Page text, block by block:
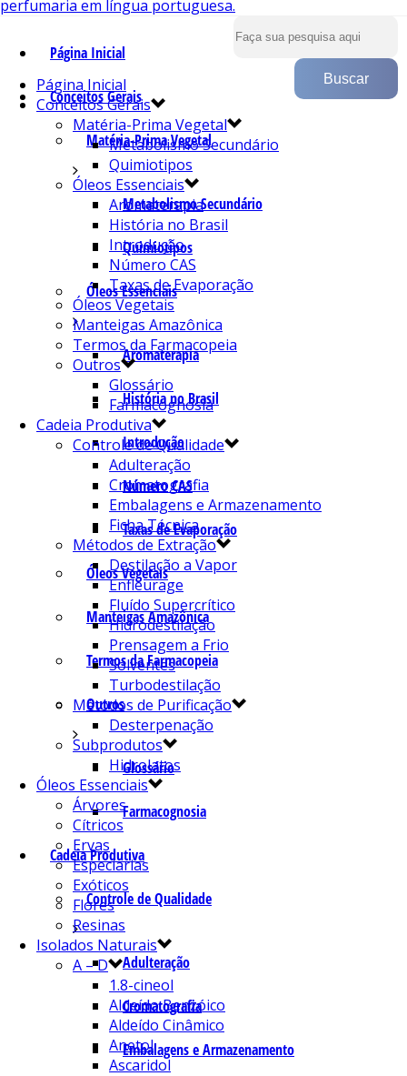
Página Inicial
Conceitos Gerais
Matéria-Prima Vegetal
Metabolismo Secundário
Quimiotipos
Óleos Essenciais
Aromaterapia
História no Brasil
Introdução
Número CAS
Taxas de Evaporação
Óleos Vegetais
Manteigas Amazônica
Termos da Farmacopeia
Outros
Glossário
Farmacognosia
Cadeia Produtiva
Controle de Qualidade
Adulteração
Cromatografia
Embalagens e Armazenamento
Página Inicial
Conceitos Gerais
Matéria-Prima Vegetal
Metabolismo Secundário
Quimiotipos
Óleos Essenciais
Aromaterapia
História no Brasil
Introdução
Número CAS
Taxas de Evaporação
Óleos Vegetais
Manteigas Amazônica
Termos da Farmacopeia
Outros
Glossário
Farmacognosia
Cadeia Produtiva
Controle de Qualidade
Adulteração
Cromatografia
Embalagens e Armazenamento
Ficha Técnica
Métodos de Extração
Destilação a Vapor
Enfleurage
Fluído Supercrítico
Hidrodestilação
Prensagem a Frio
Solventes
Turbodestilação
Métodos de Purificação
Desterpenação
Subprodutos
Hidrolatos
Óleos Essenciais
Árvores
Cítricos
Ervas
Especiarias
Exóticos
Flores
Resinas
Isolados Naturais
A – D
1.8-cineol
Aldeído Benzóico
Aldeído Cinâmico
Anetol
Ascaridol